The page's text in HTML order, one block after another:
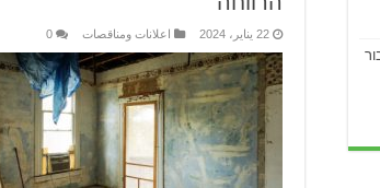
22 يناير، 2024 اعلانات ومناقصات 0